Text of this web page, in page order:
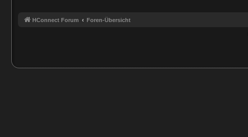
HConnect Forum Foren-Übersicht